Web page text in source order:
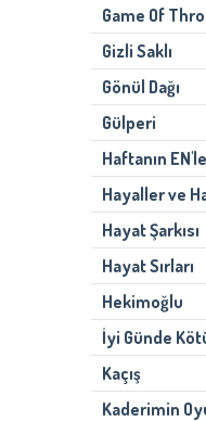
Game Of
Gizli Saklı
Gönül Dağı
Gülperi
Haftanın
Hayaller ve
Hayat Şarkısı
Hayat Sırları
Hekimoğlu
İyi Günde
Kaçış
Kaderimin